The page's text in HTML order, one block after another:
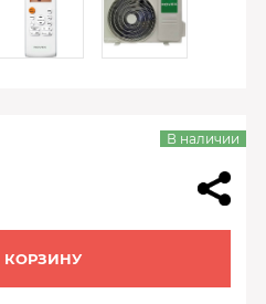
В наличии
КОРЗИНУ